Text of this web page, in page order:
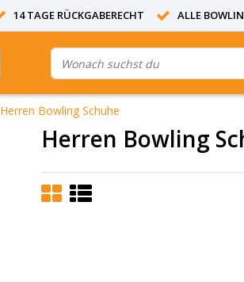
14 TAGE RÜCKGABERECHT ALLE
Herren Bowling Schuhe
Herren Bowling